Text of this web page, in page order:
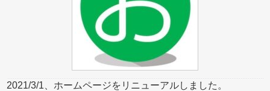
2021/3/1、ホームページをリニューアルしました。